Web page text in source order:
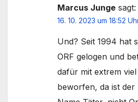
Marcus Junge sagt:
16. 10. 2023 um 18:52
Und? Seit 1994 hat
ORF gelogen und
dafür mit extrem viel
beworfen, da ist der